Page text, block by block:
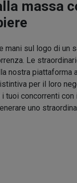
massa
mani sul logo di un
Le
nostra piattaforma
per il loro
tuoi concorrenti con
uno